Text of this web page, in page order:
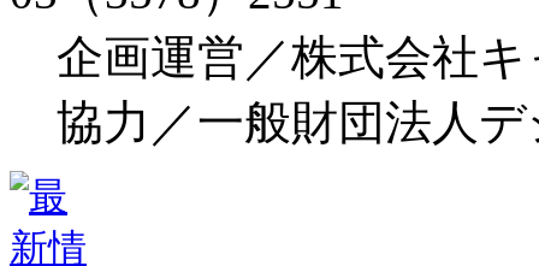
企画運営／株式会社
協力／一般財団法人